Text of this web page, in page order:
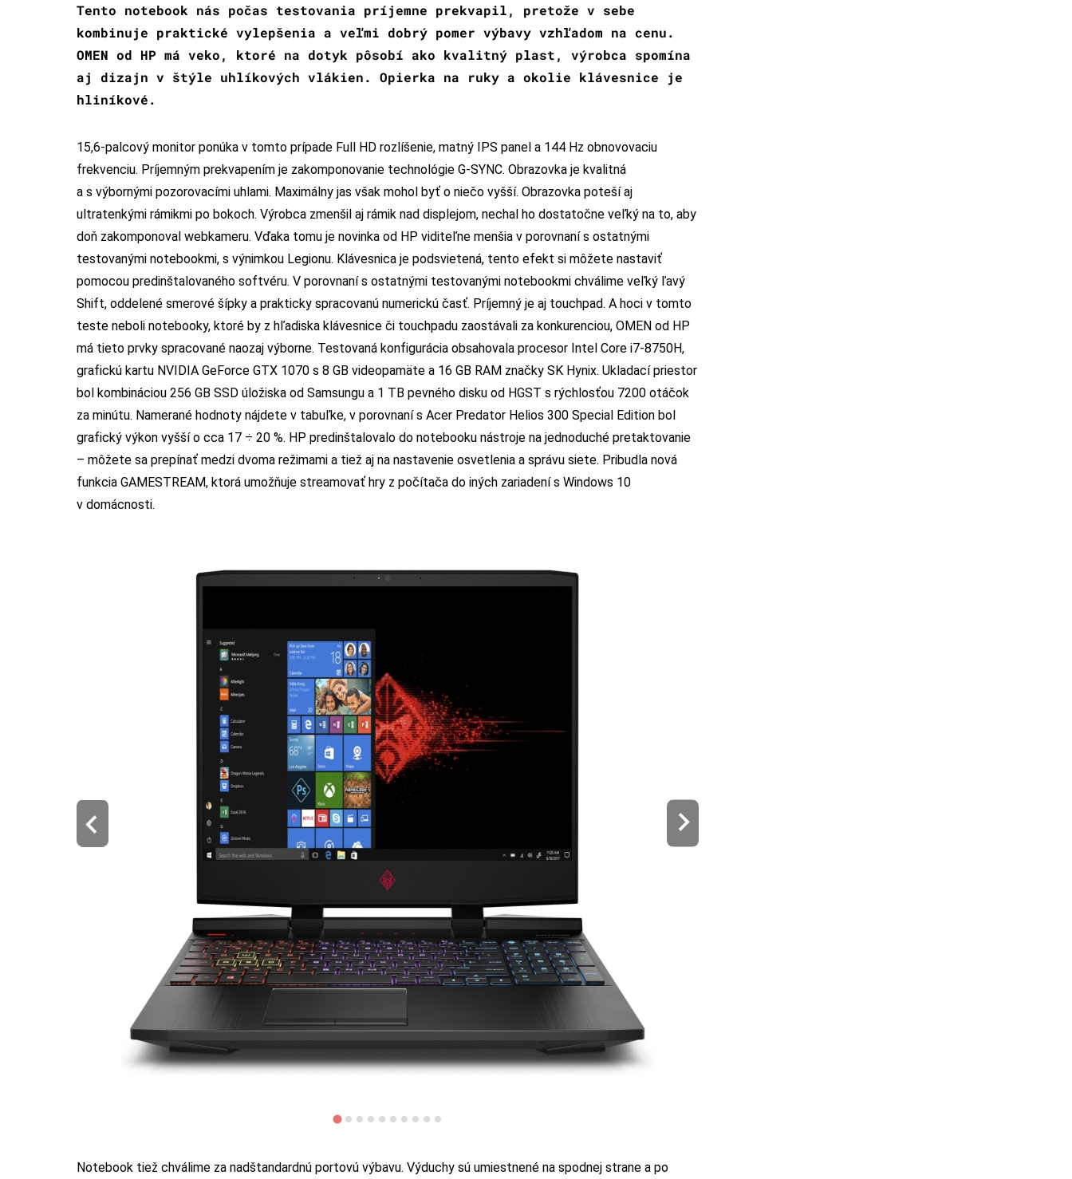
Tento notebook nás počas testovania príjemne prekvapil, pretože v sebe
kombinuje praktické vylepšenia a veľmi dobrý pomer výbavy vzhľadom na cenu.
OMEN od HP má veko, ktoré na dotyk pôsobí ako kvalitný plast, výrobca spomína
aj dizajn v štýle uhlíkových vlákien. Opierka na ruky a okolie klávesnice je
hliníkové.
15,6-palcový monitor ponúka v tomto prípade Full HD rozlíšenie, matný IPS panel a 144 Hz obnovovaciu
frekvenciu. Príjemným prekvapením je zakomponovanie technológie G-SYNC. Obrazovka je kvalitná
a s výbornými pozorovacími uhlami. Maximálny jas však mohol byť o niečo vyšší. Obrazovka poteší aj
ultratenkými rámikmi po bokoch. Výrobca zmenšil aj rámik nad displejom, nechal ho dostatočne veľký na to, aby
doň zakomponoval webkameru. Vďaka tomu je novinka od HP viditeľne menšia v porovnaní s ostatnými
testovanými notebookmi, s výnimkou Legionu. Klávesnica je podsvietená, tento efekt si môžete nastaviť
pomocou predinštalovaného softvéru. V porovnaní s ostatnými testovanými notebookmi chválime veľký ľavý
Shift, oddelené smerové šípky a prakticky spracovanú numerickú časť. Príjemný je aj touchpad. A hoci v tomto
teste neboli notebooky, ktoré by z hľadiska klávesnice či touchpadu zaostávali za konkurenciou, OMEN od HP
má tieto prvky spracované naozaj výborne. Testovaná konfigurácia obsahovala procesor Intel Core i7-8750H,
grafickú kartu NVIDIA GeForce GTX 1070 s 8 GB videopamäte a 16 GB RAM značky SK Hynix. Ukladací priestor
bol kombináciou 256 GB SSD úložiska od Samsungu a 1 TB pevného disku od HGST s rýchlosťou 7200 otáčok
za minútu. Namerané hodnoty nájdete v tabuľke, v porovnaní s Acer Predator Helios 300 Special Edition bol
grafický výkon vyšší o cca 17 ÷ 20 %. HP predinštalovalo do notebooku nástroje na jednoduché pretaktovanie
– môžete sa prepínať medzi dvoma režimami a tiež aj na nastavenie osvetlenia a správu siete. Pribudla nová
funkcia GAMESTREAM, ktorá umožňuje streamovať hry z počítača do iných zariadení s Windows 10
v domácnosti.
Notebook tiež chválime za nadštandardnú portovú výbavu. Výduchy sú umiestnené na spodnej strane a po